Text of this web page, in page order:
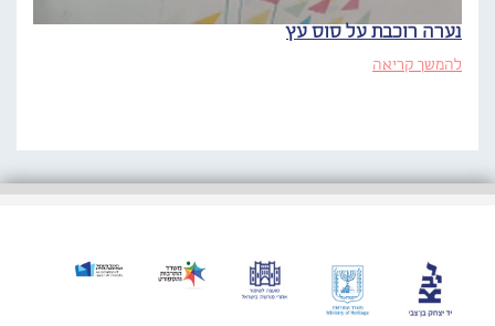
נערה רוכבת על סוס עץ
להמשך קריאה